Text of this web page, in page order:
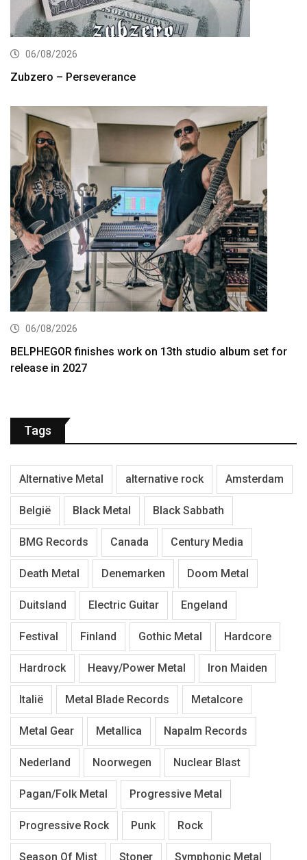
06/08/2026
Zubzero – Perseverance
06/08/2026
BELPHEGOR finishes work on 13th studio album set for
release in 2027
Tags
Alternative Metal alternative rock Amsterdam
België Black Metal Black Sabbath
BMG Records Canada Century Media
Death Metal Denemarken Doom Metal
Duitsland Electric Guitar Engeland
Festival Finland Gothic Metal Hardcore
Hardrock Heavy/Power Metal Iron Maiden
Italië Metal Blade Records Metalcore
Metal Gear Metallica Napalm Records
Nederland Noorwegen Nuclear Blast
Pagan/Folk Metal Progressive Metal
Progressive Rock Punk Rock
Season Of Mist Stoner Symphonic Metal